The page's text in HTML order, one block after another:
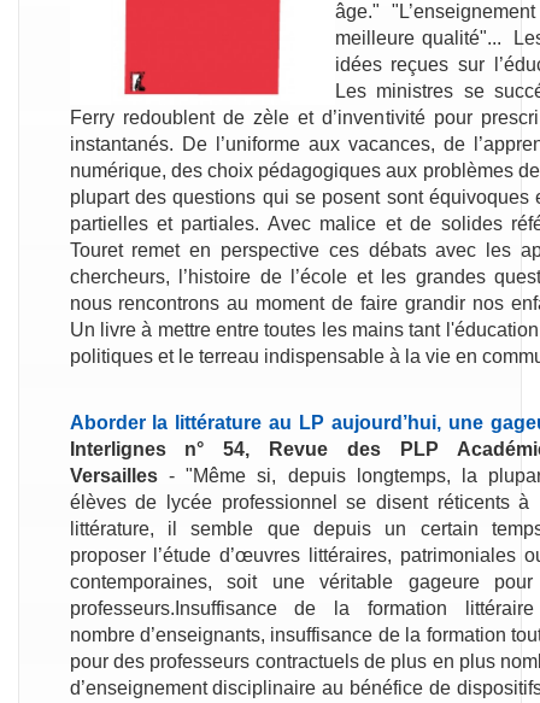
âge."
meilleure qualité"...
idées reçues sur
Les ministres se
Ferry redoublent de zèle et d’inventivité pour
instantanés. De l’uniforme aux vacances, de
numérique, des choix pédagogiques aux problèmes
plupart des questions qui se posent sont équivoques
partielles et partiales. Avec malice et de solides
Touret remet en perspective ces débats avec les
chercheurs, l’histoire de l’école et les grandes
nous rencontrons au moment de faire grandir nos
Un livre à mettre entre toutes les mains tant
politiques et le terreau indispensable à la vie en
Aborder la littérature au LP aujourd’hui, une
Interlignes n° 54, Revue des PLP
Versailles - "Même si, depuis longtemps, la
élèves de lycée professionnel se disent réticents à
littérature, il semble que depuis un certain
proposer l’étude d’œuvres littéraires, patrimoniales
contemporaines, soit une véritable gageure
professeurs.Insuffisance de la formation
nombre d’enseignants, insuffisance de la formation
pour des professeurs contractuels de plus en plus
d’enseignement disciplinaire au bénéfice de